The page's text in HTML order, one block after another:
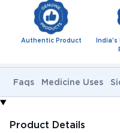
Authentic Product
India's
Faqs Medicine Uses
Product Details